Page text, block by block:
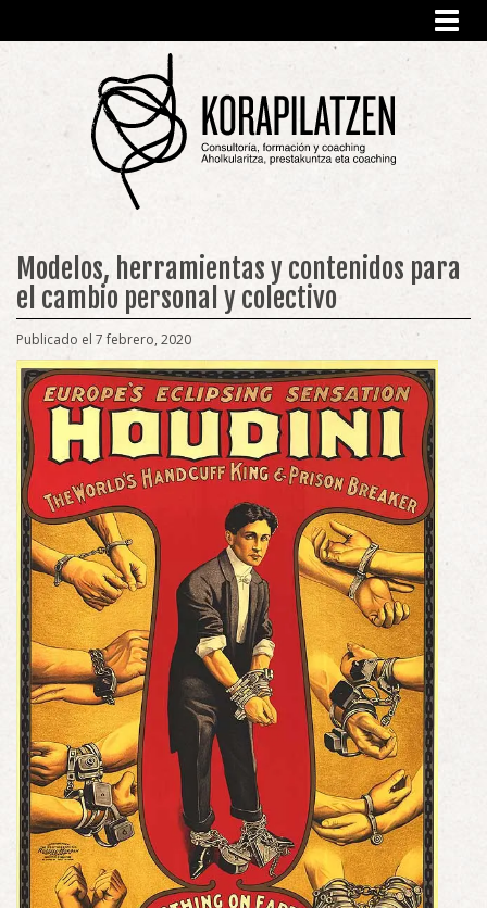
Modelos, herramientas y contenidos para
el cambio personal y colectivo
Publicado el 7 febrero, 2020